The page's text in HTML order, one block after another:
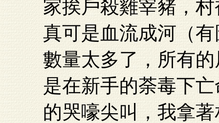
家挨戶殺雞宰豬，
真可是血流成河（
數量太多了，所有
是在新手的荼毒下
的哭嚎尖叫，我拿